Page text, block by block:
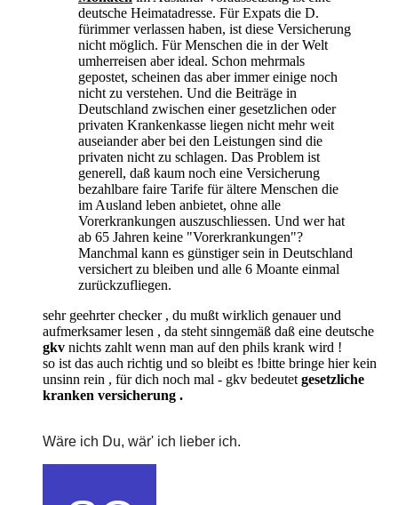
deutsche Heimatadresse. Für Expats die D.
fürimmer verlassen haben, ist diese Versicherung
nicht möglich. Für Menschen die in der Welt
umherreisen aber ideal. Schon mehrmals
gepostet, scheinen das aber immer einige noch
nicht zu verstehen. Und die Beiträge in
Deutschland zwischen einer gesetzlichen oder
privaten Krankenkasse liegen nicht mehr weit
auseiander aber bei den Leistungen sind die
privaten nicht zu schlagen. Das Problem ist
generell, daß kaum noch eine Versicherung
bezahlbare faire Tarife für ältere Menschen die
im Ausland leben anbietet, ohne alle
Vorerkrankungen auszuschliessen. Und wer hat
ab 65 Jahren keine "Vorerkrankungen"?
Manchmal kann es günstiger sein in Deutschland
versichert zu bleiben und alle 6 Moante einmal
zurückzufliegen.
sehr geehrter checker , du mußt wirklich genauer und
aufmerksamer lesen , da steht sinngemäß daß eine deutsche
gkv nichts zahlt wenn man auf den phils krank wird !
so ist das auch richtig und so bleibt es !bitte bringe hier kein
unsinn rein , für dich noch mal - gkv bedeutet gesetzliche
kranken versicherung .
Wäre ich Du, wär' ich lieber ich.